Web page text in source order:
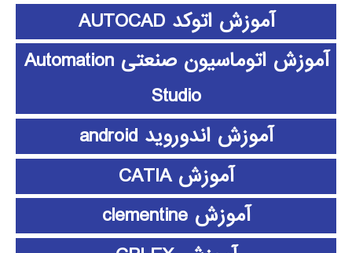
آموزش اتوکد AUTOCAD
آموزش اتوماسیون صنعتی Automation
Studio
آموزش اندوروید android
آموزش CATIA
آموزش clementine